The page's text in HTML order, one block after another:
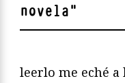
novela"
leerlo me eché